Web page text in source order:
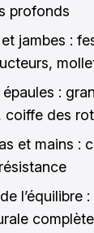
profonds
jambes :
:
coiffe des
et mains :
l’équilibre
complète